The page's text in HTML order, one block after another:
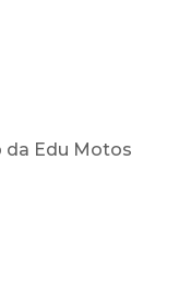
Edu Motos